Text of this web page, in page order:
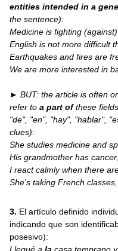
entities intended in a
the sentence):
Medicine is fighting
English is not more difficult
Earthquakes and fires are
We are more interested in
► BUT: the article is often
refer toa part ofthese
"de", "en", "hay", "hablar",
clues):
She studies medicine and
His grandmother has
I react calmly when there
She's taking French
3. El artículo definido
indicando que son
posesivo):